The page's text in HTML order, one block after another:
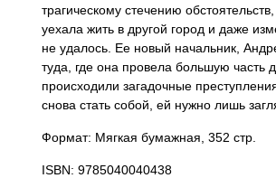
трагическому стечению
уехала жить в другой город и даже
не удалось. Ее новый начальник,
туда, где она провела большую часть
происходили загадочные
снова стать собой, ей нужно лишь
Формат: Мягкая бумажная, 352 стр.
ISBN: 9785040040438